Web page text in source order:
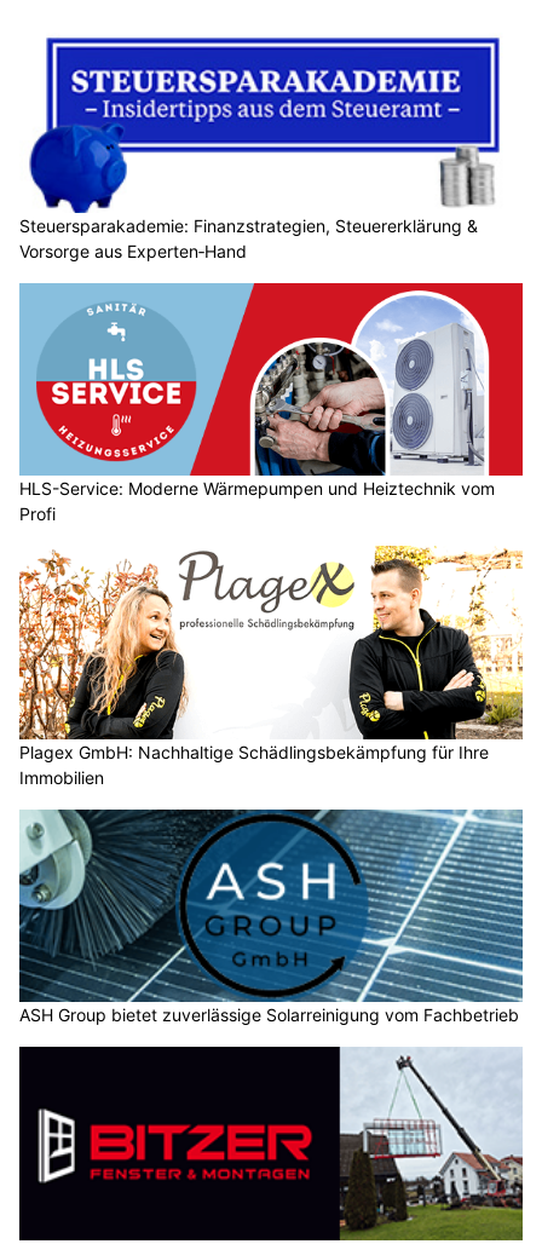
Steuersparakademie: Finanzstrategien, Steuererklärung &
Vorsorge aus Experten‑Hand
HLS-Service: Moderne Wärmepumpen und Heiztechnik vom
Profi
Plagex GmbH: Nachhaltige Schädlingsbekämpfung für Ihre
Immobilien
ASH Group bietet zuverlässige Solarreinigung vom Fachbetrieb